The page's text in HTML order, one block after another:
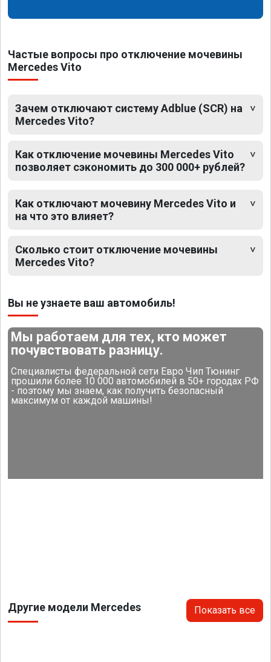
Частые вопросы про отключение мочевины
Mercedes Vito
Зачем отключают систему Adblue (SCR) на
Mercedes Vito?
Как отключение мочевины Mercedes Vito
позволяет сэкономить до 300 000+ рублей?
Как отключают мочевину Mercedes Vito и
на что это влияет?
Сколько стоит отключение мочевины
Mercedes Vito?
Вы не узнаете ваш автомобиль!
Мы работаем для тех, кто может
почувствовать разницу.
Специалисты федеральной сети Евро Чип Тюнинг
прошили более 10 000 автомобилей в 50+ городах РФ
- поэтому мы знаем, как получить безопасный
максимум от каждой машины!
Другие модели Mercedes Показать все